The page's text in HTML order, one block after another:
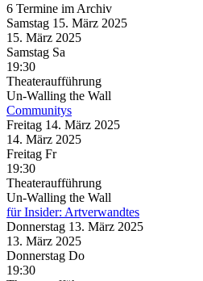
6 Termine im Archiv
Samstag 15. März 2025
15. März 2025
Samstag Sa
19:30
Theateraufführung
Un-Walling the Wall
Communitys
Freitag 14. März 2025
14. März 2025
Freitag Fr
19:30
Theateraufführung
Un-Walling the Wall
für Insider: Artverwandtes
Donnerstag 13. März 2025
13. März 2025
Donnerstag Do
19:30